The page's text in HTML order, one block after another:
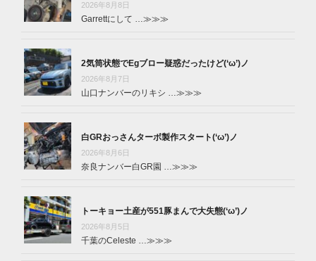
2026年8月8日
Garrettにして …≫≫≫
2気筒状態でEgブロー疑惑だったけど(‘ω’)ノ
2026年8月7日
山口ナンバーのリキシ …≫≫≫
白GRおっさんターボ製作スタート(‘ω’)ノ
2026年8月6日
奈良ナンバー白GR園 …≫≫≫
トーキョー土産が551豚まんで大失態(‘ω’)ノ
2026年8月5日
千葉のCeleste …≫≫≫